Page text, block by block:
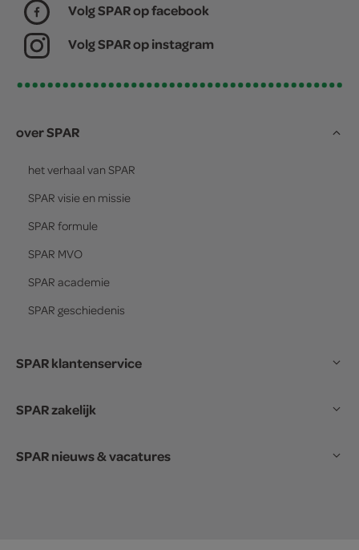
Volg SPAR op facebook
Volg SPAR op instagram
over SPAR
het verhaal van SPAR
SPAR visie en missie
SPAR formule
SPAR MVO
SPAR academie
SPAR geschiedenis
SPAR klantenservice
SPAR zakelijk
SPAR nieuws & vacatures